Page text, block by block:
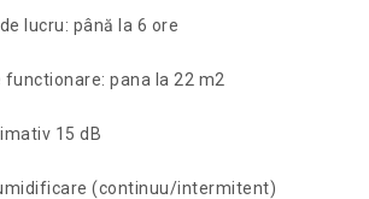
lucru: până la 6 ore
pana la 22 m2
15 dB
(continuu/intermitent)